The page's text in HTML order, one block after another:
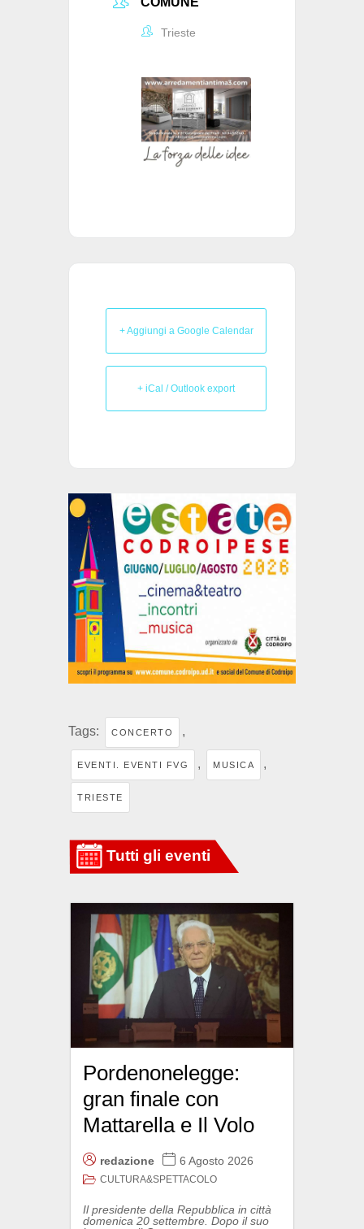
Trieste
+ Aggiungi a Google Calendar
+ iCal / Outlook export
Tags: CONCERTO ,
EVENTI. EVENTI FVG , MUSICA ,
TRIESTE
Pordenonelegge:
gran finale con
Mattarella e Il Volo
redazione 6 Agosto 2026
CULTURA&SPETTACOLO
Il presidente della Repubblica in città
domenica 20 settembre. Dopo il suo